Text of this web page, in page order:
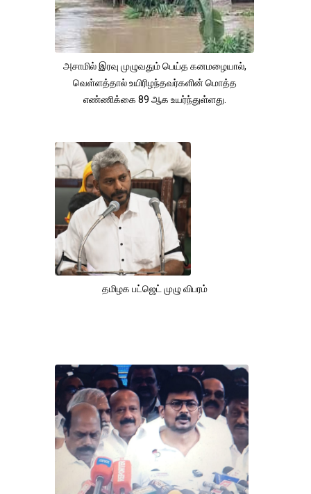
அசாமில் இரவு முழுவதும் பெய்த கனமழையால்,
வெள்ளத்தால் உயிரிழந்தவர்களின் மொத்த
எண்ணிக்கை 89 ஆக உயர்ந்துள்ளது.
தமிழக பட்ஜெட் முழு விபரம்